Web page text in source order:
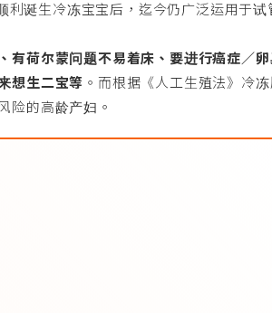
诞生冷冻宝宝后，迄今仍广泛运用于试
有荷尔蒙问题不易着床、要进行癌症／
想生二宝等 。而根据《人工生殖法》冷
险的高龄产妇。